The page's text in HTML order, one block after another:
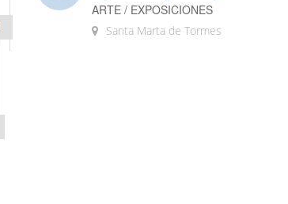
ARTE / EXPOSICIONES
Santa Marta de Tormes